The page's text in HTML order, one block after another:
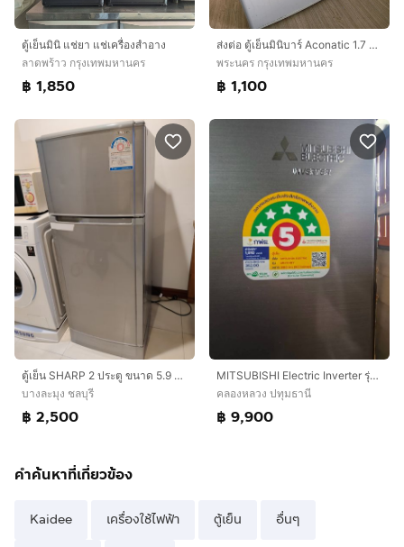
ตู้เย็นมินิ แช่ยา แช่เครื่องสำอาง
ลาดพร้าว กรุงเทพมหานคร
฿ 1,850
ส่งต่อ ตู้เย็นมินิบาร์ Aconatic 1.7 คิว (รุ่น AN-FR468)
พระนคร กรุงเทพมหานคร
฿ 1,100
ตู้เย็น SHARP 2 ประตู ขนาด 5.9 คิว สภาพการใช้งานดี SHARP 2 door refrigerator 5.9 cuft
บางละมุง ชลบุรี
฿ 2,500
MITSUBISHI Electric Inverter รุ่น MR-FC 23 EY
คลองหลวง ปทุมธานี
฿ 9,900
คำค้นหาที่เกี่ยวข้อง
Kaidee เครื่องใช้ไฟฟ้า ตู้เย็น อื่นๆ